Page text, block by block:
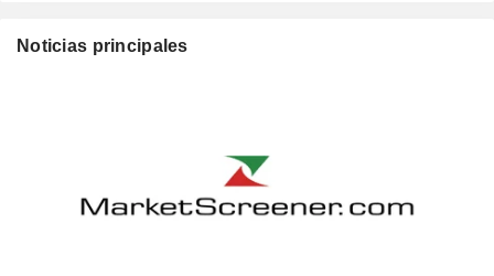
Noticias principales